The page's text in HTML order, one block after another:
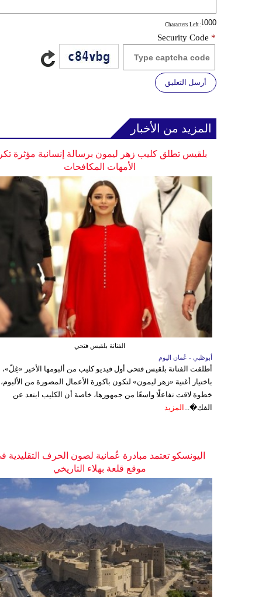
: Characters Left
Security Code *
أرسل التعليق
المزيد من الأخبار
بلقيس تطلق كليب زهر ليمون برسالة إنسانية مؤثرة
الأمهات المكافحات
الفنانة بلقيس فتحي
أبوظبي - عُمان اليوم
أطلقت الفنانة بلقيس فتحي أول فيديو كليب من ألبومها الأخير «غِلّ»،
باختيار أغنية «زهر ليمون» لتكون باكورة الأعمال المصورة من
خطوة لاقت تفاعلًا واسعًا من جمهورها، خاصة أن الكليب ابتعد عن
الفك�... المزيد
اليونسكو تعتمد مبادرة عُمانية لصون الحرف التقليدية
موقع قلعة بهلاء التاريخي